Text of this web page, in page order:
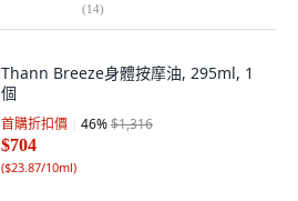
(14)
Thann Breeze身體按摩油, 295ml, 1
個
首購折扣價 46%$1,316
$704
($23.87/10ml)